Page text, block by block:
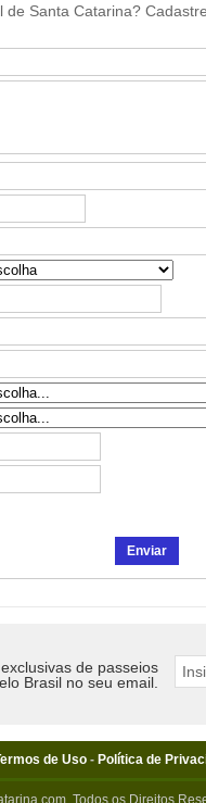
de Santa Catarina?
de passeios
Brasil no seu email.
de Uso - Política de
Todos os Direitos